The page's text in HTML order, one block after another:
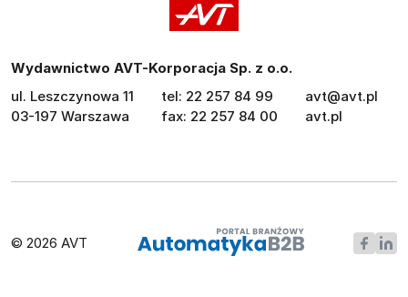
Wydawnictwo AVT-Korporacja Sp. z o.o.
ul. Leszczynowa 11
03-197 Warszawa
tel: 22 257 84 99
fax: 22 257 84 00
avt@avt.pl
avt.pl
© 2026 AVT